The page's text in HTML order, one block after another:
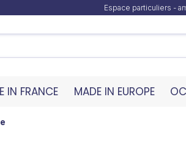
Espace particuliers -
IN FRANCE MADE IN EUROPE